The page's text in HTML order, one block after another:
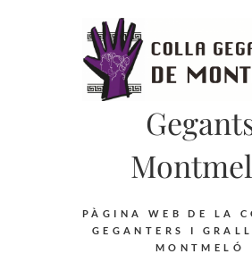
PÀGINA WEB DE LA
GEGANTERS I
MONTMELÓ